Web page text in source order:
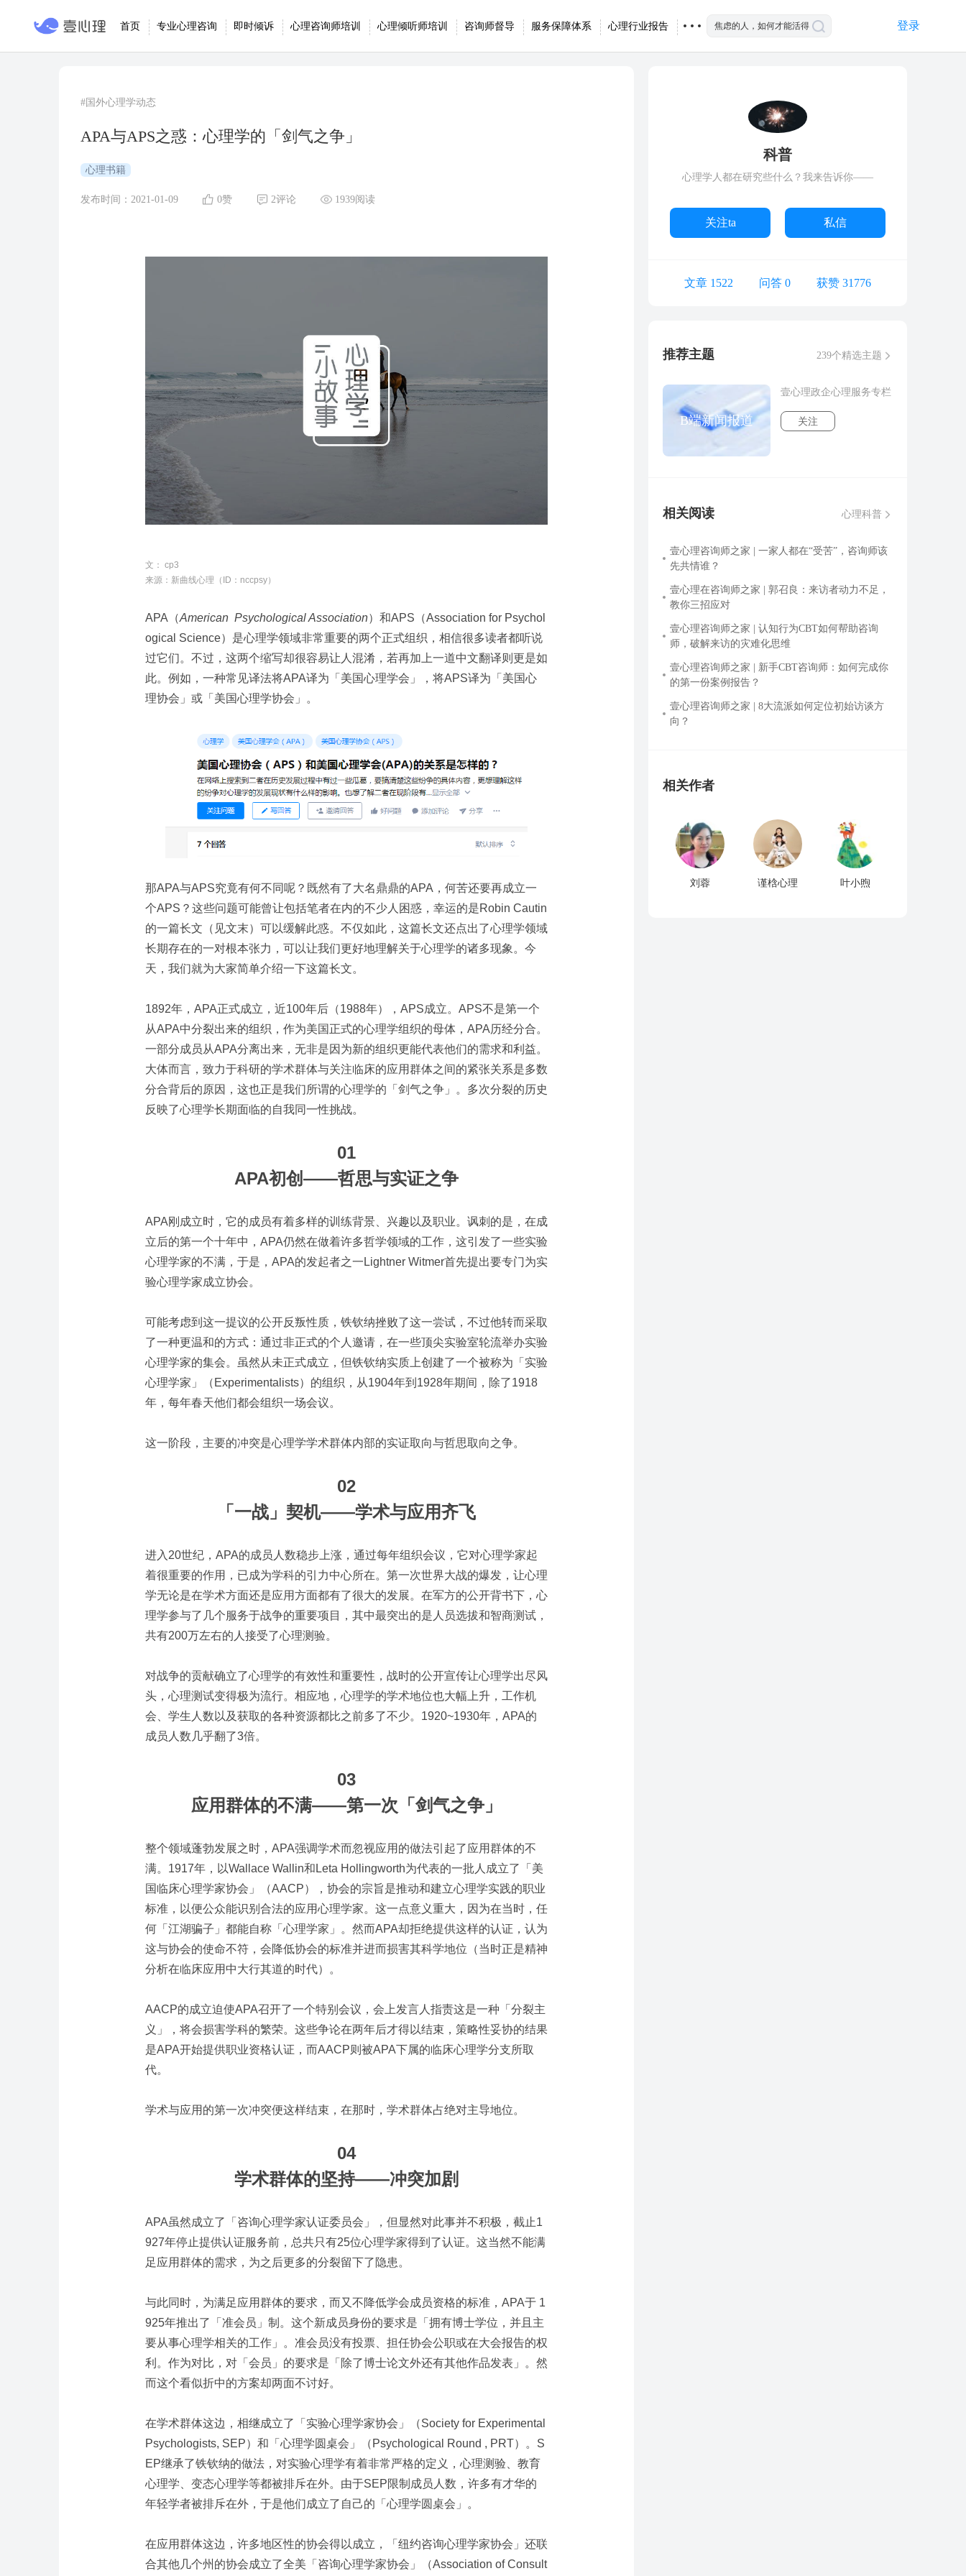
首页 专业心理咨询 即时倾诉 心理咨询师培训 心理倾听师培训 咨询师督导 服务保障体系 心理行业报告 登录
#国外心理学动态
APA与APS之惑：心理学的「剑气之争」
心理书籍
发布时间：2021-01-09 0赞 2评论 1939阅读
文： cp3
来源： 新曲线心理（ID：nccpsy）
APA（American Psychological Association）和APS（Association for Psychol
ogical Science）是心理学领域非常重要的两个正式组织，相信很多读者都听说
过它们。不过，这两个缩写却很容易让人混淆，若再加上一道中文翻译则更是如
此。例如，一种常见译法将APA译为「美国心理学会」，将APS译为「美国心
理协会」或「美国心理学协会」。
那APA与APS究竟有何不同呢？既然有了大名鼎鼎的APA，何苦还要再成立一
个APS？这些问题可能曾让包括笔者在内的不少人困惑，幸运的是Robin Cautin
的一篇长文（见文末）可以缓解此惑。不仅如此，这篇长文还点出了心理学领域
长期存在的一对根本张力，可以让我们更好地理解关于心理学的诸多现象。今
天，我们就为大家简单介绍一下这篇长文。
1892年，APA正式成立，近100年后（1988年），APS成立。APS不是第一个
从APA中分裂出来的组织，作为美国正式的心理学组织的母体，APA历经分合。
一部分成员从APA分离出来，无非是因为新的组织更能代表他们的需求和利益。
大体而言，致力于科研的学术群体与关注临床的应用群体之间的紧张关系是多数
分合背后的原因，这也正是我们所谓的心理学的「剑气之争」。多次分裂的历史
反映了心理学长期面临的自我同一性挑战。
01
APA初创——哲思与实证之争
APA刚成立时，它的成员有着多样的训练背景、兴趣以及职业。讽刺的是，在成
立后的第一个十年中，APA仍然在做着许多哲学领域的工作，这引发了一些实验
心理学家的不满，于是，APA的发起者之一Lightner Witmer首先提出要专门为实
验心理学家成立协会。
可能考虑到这一提议的公开反叛性质，铁钦纳挫败了这一尝试，不过他转而采取
了一种更温和的方式：通过非正式的个人邀请，在一些顶尖实验室轮流举办实验
心理学家的集会。虽然从未正式成立，但铁钦纳实质上创建了一个被称为「实验
心理学家」（Experimentalists）的组织，从1904年到1928年期间，除了1918
年，每年春天他们都会组织一场会议。
这一阶段，主要的冲突是心理学学术群体内部的实证取向与哲思取向之争。
02
「一战」契机——学术与应用齐飞
进入20世纪，APA的成员人数稳步上涨，通过每年组织会议，它对心理学家起
着很重要的作用，已成为学科的引力中心所在。第一次世界大战的爆发，让心理
学无论是在学术方面还是应用方面都有了很大的发展。在军方的公开背书下，心
理学参与了几个服务于战争的重要项目，其中最突出的是人员选拔和智商测试，
共有200万左右的人接受了心理测验。
对战争的贡献确立了心理学的有效性和重要性，战时的公开宣传让心理学出尽风
头，心理测试变得极为流行。相应地，心理学的学术地位也大幅上升，工作机
会、学生人数以及获取的各种资源都比之前多了不少。1920~1930年，APA的
成员人数几乎翻了3倍。
03
应用群体的不满——第一次「剑气之争」
整个领域蓬勃发展之时，APA强调学术而忽视应用的做法引起了应用群体的不
满。1917年，以Wallace Wallin和Leta Hollingworth为代表的一批人成立了「美
国临床心理学家协会」（AACP），协会的宗旨是推动和建立心理学实践的职业
标准，以便公众能识别合法的应用心理学家。这一点意义重大，因为在当时，任
何「江湖骗子」都能自称「心理学家」。然而APA却拒绝提供这样的认证，认为
这与协会的使命不符，会降低协会的标准并进而损害其科学地位（当时正是精神
分析在临床应用中大行其道的时代）。
AACP的成立迫使APA召开了一个特别会议，会上发言人指责这是一种「分裂主
义」，将会损害学科的繁荣。这些争论在两年后才得以结束，策略性妥协的结果
是APA开始提供职业资格认证，而AACP则被APA下属的临床心理学分支所取
代。
学术与应用的第一次冲突便这样结束，在那时，学术群体占绝对主导地位。
04
学术群体的坚持——冲突加剧
APA虽然成立了「咨询心理学家认证委员会」，但显然对此事并不积极，截止1
927年停止提供认证服务前，总共只有25位心理学家得到了认证。这当然不能满
足应用群体的需求，为之后更多的分裂留下了隐患。
与此同时，为满足应用群体的要求，而又不降低学会成员资格的标准，APA于 1
925年推出了「准会员」制。这个新成员身份的要求是「拥有博士学位，并且主
要从事心理学相关的工作」。准会员没有投票、担任协会公职或在大会报告的权
利。作为对比，对「会员」的要求是「除了博士论文外还有其他作品发表」。然
而这个看似折中的方案却两面不讨好。
在学术群体这边，相继成立了「实验心理学家协会」（Society for Experimental
Psychologists, SEP）和「心理学圆桌会」（Psychological Round , PRT）。S
EP继承了铁钦纳的做法，对实验心理学有着非常严格的定义，心理测验、教育
心理学、变态心理学等都被排斥在外。由于SEP限制成员人数，许多有才华的
年轻学者被排斥在外，于是他们成立了自己的「心理学圆桌会」。
在应用群体这边，许多地区性的协会得以成立，「纽约咨询心理学家协会」还联
合其他几个州的协会成立了全美「咨询心理学家协会」（Association of Consult
科普
心理学人都在研究些什么？我来告诉你——
关注ta 私信
文章 1522 问答 0 获赞 31776
推荐主题 239个精选主题
B端新闻报道
壹心理政企心理服务专栏
关注
相关阅读 心理科普
壹心理咨询师之家 | 一家人都在“受苦”，咨询师该
先共情谁？
壹心理在咨询师之家 | 郭召良：来访者动力不足，
教你三招应对
壹心理咨询师之家 | 认知行为CBT如何帮助咨询
师，破解来访的灾难化思维
壹心理咨询师之家 | 新手CBT咨询师：如何完成你
的第一份案例报告？
壹心理咨询师之家 | 8大流派如何定位初始访谈方
向？
相关作者
刘蓉 谨梒心理 叶小煦